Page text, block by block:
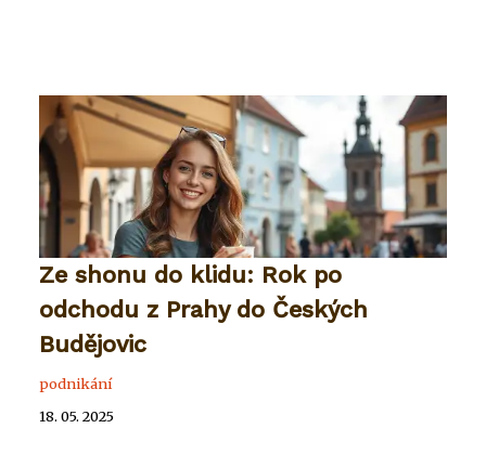
Ze shonu do klidu: Rok po
odchodu z Prahy do Českých
Budějovic
podnikání
18. 05. 2025